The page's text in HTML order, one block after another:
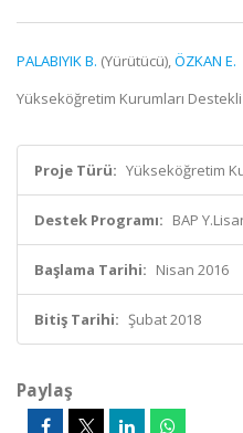
PALABIYIK B. (Yürütücü),ÖZKAN E.
Yükseköğretim Kurumları
Proje Türü: Yükseköğretim
Destek Programı: BAP
Başlama Tarihi: Nisan 2016
Bitiş Tarihi: Şubat 2018
Paylaş